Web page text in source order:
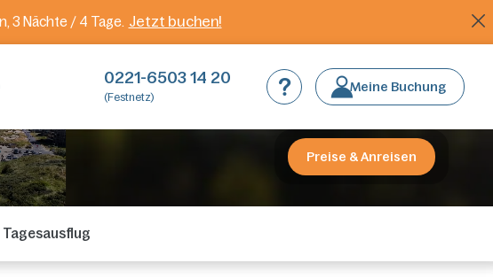
3 Nächte / 4 Tage. Jetzt buchen!
0221-6503 14 20
(Festnetz)
Meine Buchung
Preise & Anreisen
Tagesausflug